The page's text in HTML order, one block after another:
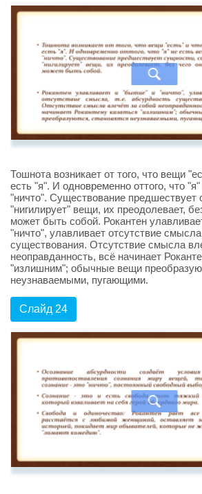
Тошнота возникает от того, что вещи
есть "я". И одновременно оттого, что
"ничто". Существование предшествует
"нигилирует" вещи, их преодолевает,
может быть собой. Рокантен
"ничто", улавливает отсутствие
существования. Отсутствие смысла
неоправданность, всё начинает
"излишним"; обычные вещи
неузнаваемыми, пугающими.
Слайд 24